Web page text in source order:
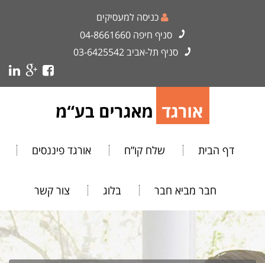
כניסה למעסיקים
סניף חיפה 04-8661660
סניף תל-אביב03-6425542
דף הבית שלח קו”ח אורגד פיננסים
חבר מביא חבר בלוג צור קשר